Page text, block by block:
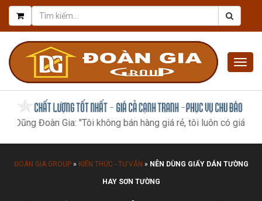
Gia: "Tôi không bán hàng giá rẻ, tôi luôn có giá tốt nhất,
ĐOÀN GIA GROUP» KIẾN THỨC - TƯ VẤN » NÊN DÙNG GIẤY DÁN TƯỜNG
HAY SƠN TƯỜNG